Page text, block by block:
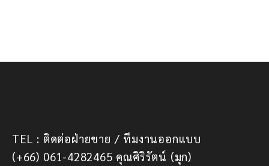
TEL : ติดต่อฝ่ายขาย / ทีมงานออกแบบ
(+66) 061-4282465 คุณศิริรัตน์ (มุก)